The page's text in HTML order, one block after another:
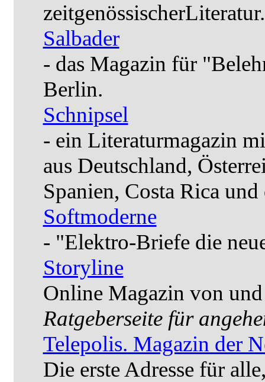
zeitgenössischerLiteratur.
Salbader
- das Magazin für
Berlin.
Schnipsel
- ein Literaturmagazin
aus Deutschland,
Spanien, Costa Rica
Softmoderne
- "Elektro-Briefe die
Storyline
Online Magazin von
Ratgeberseite für
Telepolis. Magazin der
Die erste Adresse für